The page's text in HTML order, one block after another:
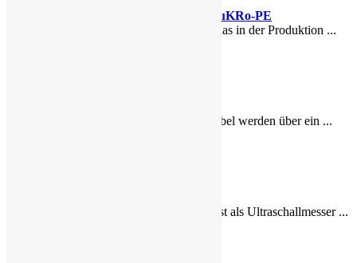
MuKRo und MuKRo-PE
Der MuKRo ist das in der Produktion ...
Mit dem MuKLabel werden über ein ...
Das MuKKnife ist als Ultraschallmesser ...